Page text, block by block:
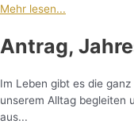
Mehr lesen...
Antrag,
Im Leben gibt es die
unserem Alltag begleiten
aus...